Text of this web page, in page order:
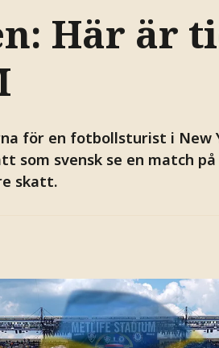
Här är
för en fotbollsturist i New
som svensk se en match
skatt.